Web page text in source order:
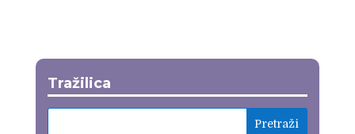
Tražilica